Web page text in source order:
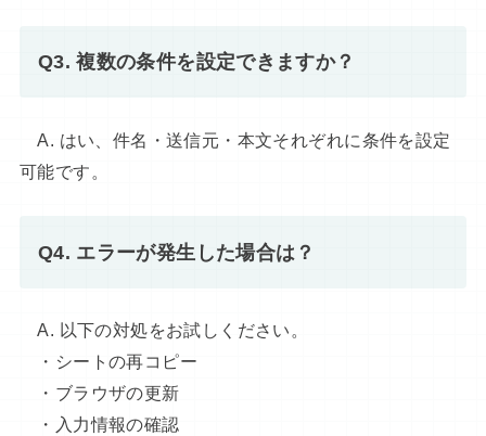
Q3. 複数の条件を設定できますか？
A. はい、件名・送信元・本文それぞれに条件を設定
可能です。
Q4. エラーが発生した場合は？
A. 以下の対処をお試しください。
・シートの再コピー
・ブラウザの更新
・入力情報の確認